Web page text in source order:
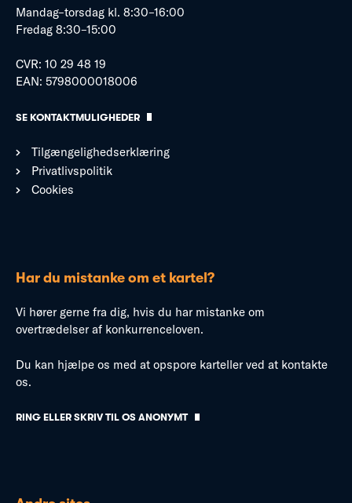
Mandag–torsdag kl. 8:30–16:00
Fredag 8:30–15:00
CVR: 10 29 48 19
EAN: 5798000018006
SE KONTAKTMULIGHEDER
Tilgængelighedserklæring
Privatlivspolitik
Cookies
Har du mistanke om et kartel?
Vi hører gerne fra dig, hvis du har mistanke om
overtrædelser af konkurrenceloven.
Du kan hjælpe os med at opspore karteller ved at kontakte
os.
RING ELLER SKRIV TIL OS ANONYMT